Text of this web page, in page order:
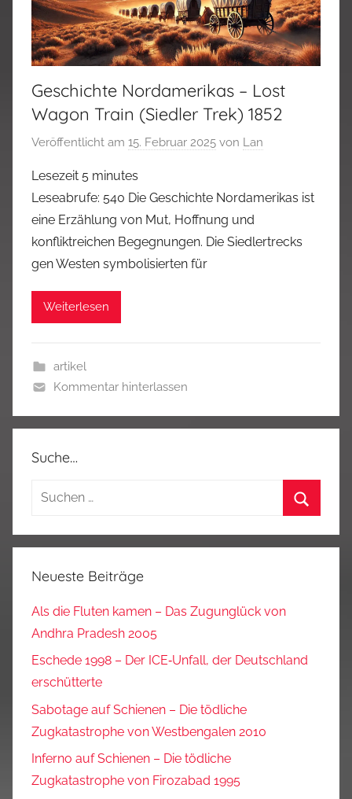
Geschichte Nordamerikas – Lost
Wagon Train (Siedler Trek) 1852
Veröffentlicht am 15. Februar 2025 von Lan
Lesezeit 5 minutes
Leseabrufe: 540 Die Geschichte Nordamerikas ist
eine Erzählung von Mut, Hoffnung und
konfliktreichen Begegnungen. Die Siedlertrecks
gen Westen symbolisierten für
Weiterlesen
artikel
Kommentar hinterlassen
Suche…
Suchen
Neueste Beiträge
Als die Fluten kamen – Das Zugunglück von
Andhra Pradesh 2005
Eschede 1998 – Der ICE‑Unfall, der Deutschland
erschütterte
Sabotage auf Schienen – Die tödliche
Zugkatastrophe von Westbengalen 2010
Inferno auf Schienen – Die tödliche
Zugkatastrophe von Firozabad 1995